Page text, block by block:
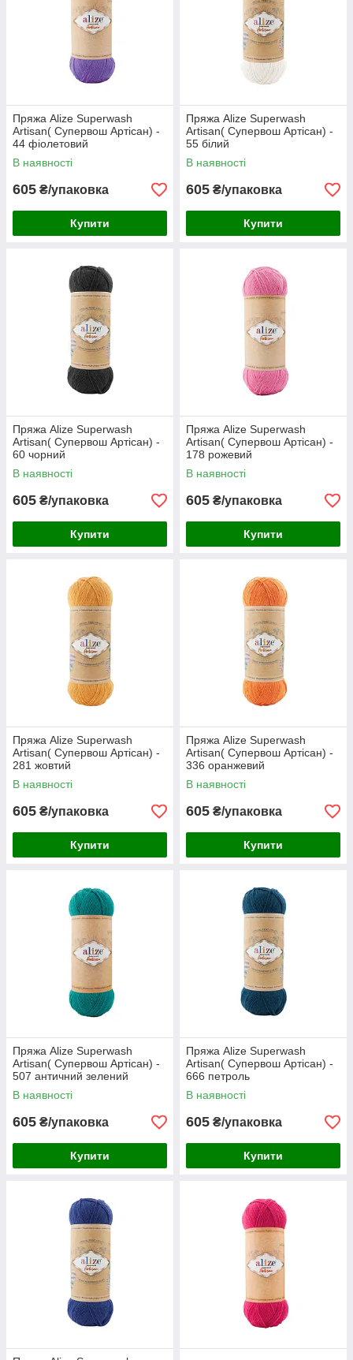
Пряжа Alize Superwash
Artisan( Супервош Артісан) -
44 фіолетовий
В наявності
605 ₴/упаковка
Купити
Пряжа Alize Superwash
Artisan( Супервош Артісан) -
55 білий
В наявності
605 ₴/упаковка
Купити
Пряжа Alize Superwash
Artisan( Супервош Артісан) -
60 чорний
В наявності
605 ₴/упаковка
Купити
Пряжа Alize Superwash
Artisan( Супервош Артісан) -
178 рожевий
В наявності
605 ₴/упаковка
Купити
Пряжа Alize Superwash
Artisan( Супервош Артісан) -
281 жовтий
В наявності
605 ₴/упаковка
Купити
Пряжа Alize Superwash
Artisan( Супервош Артісан) -
336 оранжевий
В наявності
605 ₴/упаковка
Купити
Пряжа Alize Superwash
Artisan( Супервош Артісан) -
507 античний зелений
В наявності
605 ₴/упаковка
Купити
Пряжа Alize Superwash
Artisan( Супервош Артісан) -
666 петроль
В наявності
605 ₴/упаковка
Купити